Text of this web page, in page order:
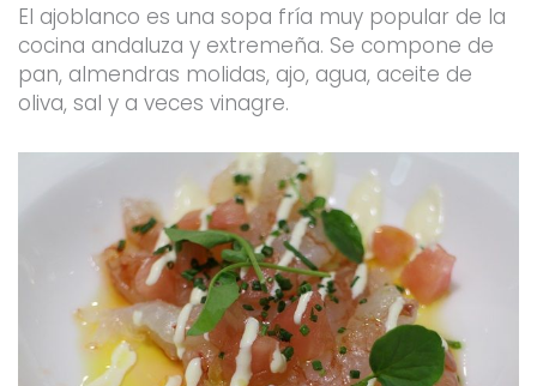
El ajoblanco es una sopa fría muy popular de la
cocina andaluza y extremeña. Se compone de
pan, almendras molidas, ajo, agua, aceite de
oliva, sal y a veces vinagre.